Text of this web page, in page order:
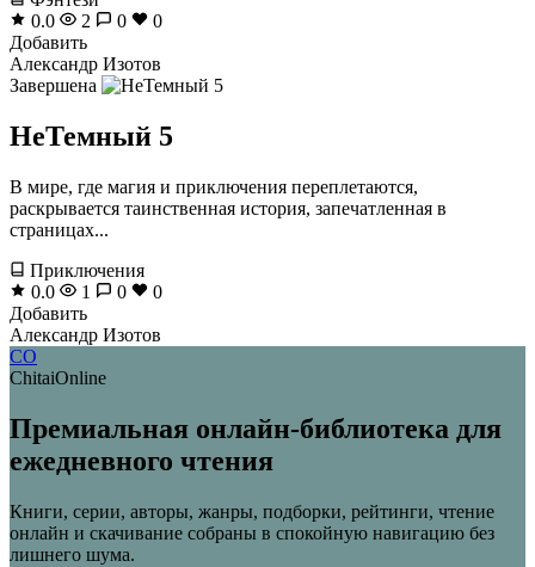
0.0
2 0
0
Добавить
Александр Изотов
Завершена
НеТемный 5
В мире, где магия и приключения переплетаются,
раскрывается таинственная история, запечатленная в
страницах...
Приключения
0.0
1 0
0
Добавить
Александр Изотов
CO
ChitaiOnline
Премиальная онлайн-библиотека для
ежедневного чтения
Книги, серии, авторы, жанры, подборки, рейтинги, чтение
онлайн и скачивание собраны в спокойную навигацию без
лишнего шума.